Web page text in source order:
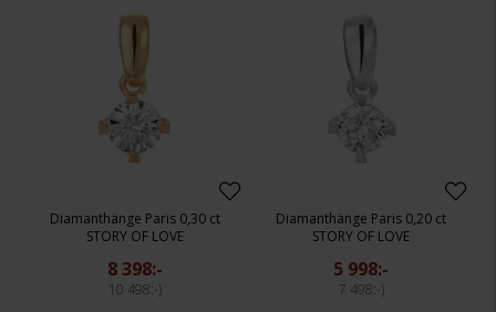
Diamanthänge Paris 0,30 ct
STORY OF LOVE
8 398:-
10 498:-
Diamanthänge Paris 0,20 ct
STORY OF LOVE
5 998:-
7 498:-